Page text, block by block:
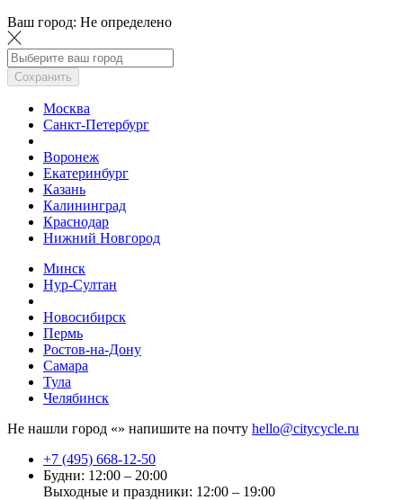
Ваш город: Не определено
Сохранить
Москва
Санкт-Петербург
Воронеж
Екатеринбург
Казань
Калининград
Краснодар
Нижний Новгород
Минск
Нур-Султан
Новосибирск
Пермь
Ростов-на-Дону
Самара
Тула
Челябинск
Не нашли город «» напишите на почту hello@citycycle.ru
+7 (495) 668-12-50
Будни: 12:00 – 20:00
Выходные и праздники: 12:00 – 19:00